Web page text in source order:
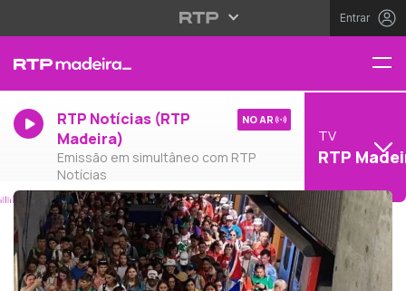
Entrar
RTP Notícias (RTP
Madeira)
Emissão em simultâneo com RTP
Notícias
NO AR
TV
RTP